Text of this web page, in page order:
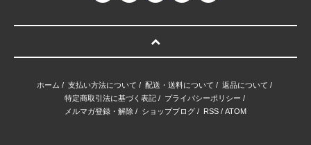
ホーム / 支払い方法について / 配送・送料について / 返品について /
特定商取引法に基づく表記/ プライバシーポリシー /
メルマガ登録・解除 / ショップブログ / RSS / ATOM